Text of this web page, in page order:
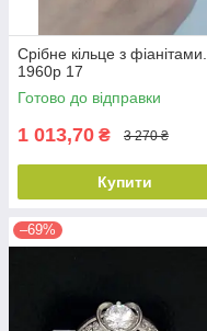
Срібне кільце з фіанітами.
1960р 17
Готово до відправки
1 013,70 ₴ 3 270 ₴
Купити
–69%